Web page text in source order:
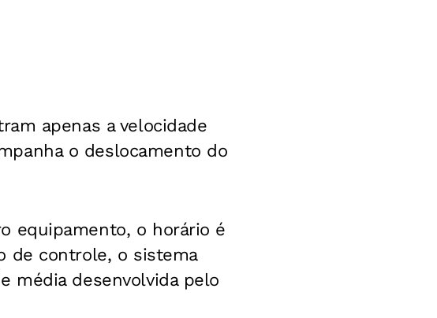
apenas a velocidade
o deslocamento do
equipamento, o horário é
de controle, o sistema
média desenvolvida pelo